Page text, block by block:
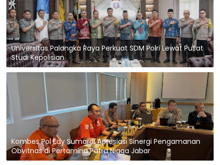
Universitas Palangka Raya Perkuat SDM Polri Lewat Pusat
Studi Kepolisian
Kombes Pol Edy Sumardi Apresiasi Sinergi Pengamanan
Obvitnas di Pertamina Patra Niaga Jabar